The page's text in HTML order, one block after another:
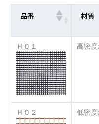
品番 材質
Ｈ０１ 高密
Ｈ０２ 低密